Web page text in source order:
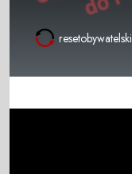
resetobywatelski